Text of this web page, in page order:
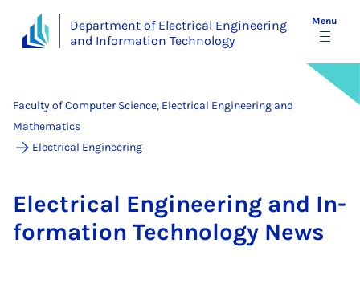
Department of Electrical Engineering
and Information Technology
Menu
Faculty of Computer Science, Electrical Engineering and
Mathematics
Electrical Engineering
Elec­tric­al En­gin­eer­ing and In­
form­a­tion Tech­no­logy News